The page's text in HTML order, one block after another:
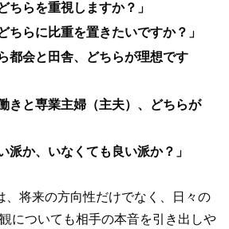
ちらを重視しますか？」
ちらに比重を置きたいですか？」
都会と田舎、どちらが理想です
きと専業主婦（主夫）、どちらが
派か、いなくても良い派か？」
、将来の方向性だけでなく、日々の
についても相手の本音を引き出しや